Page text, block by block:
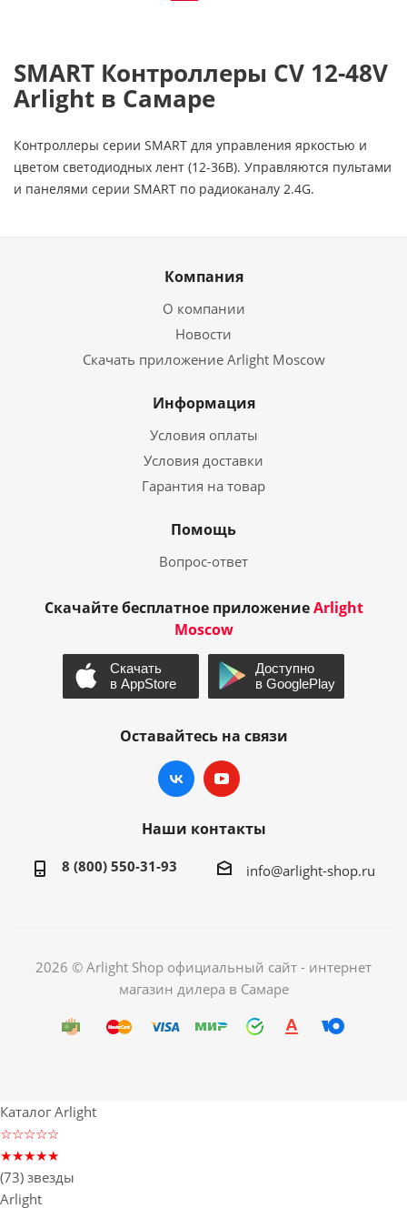
SMART Контроллеры CV 12-48V
Arlight в Самаре
Контроллеры серии SMART для управления яркостью и
цветом светодиодных лент (12-36В). Управляются пультами
и панелями серии SMART по радиоканалу 2.4G.
Компания
О компании
Новости
Скачать приложение Arlight Moscow
Информация
Условия оплаты
Условия доставки
Гарантия на товар
Помощь
Вопрос-ответ
Скачайте бесплатное приложениеArlight
Moscow
Оставайтесь на связи
Наши контакты
8 (800) 550-31-93 info@arlight-shop.ru
2026 © Arlight Shop официальный сайт - интернет
магазин дилера в Самаре
Каталог Arlight
☆☆☆☆☆
★★★★★
(73) звезды
Arlight